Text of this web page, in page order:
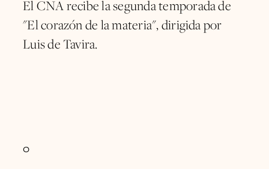
El CNA recibe la segunda temporada de
"El corazón de la materia", dirigida por
Luis de Tavira.
0